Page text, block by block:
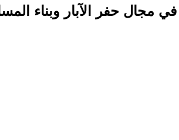
حفر الآبار وبناء المساجد